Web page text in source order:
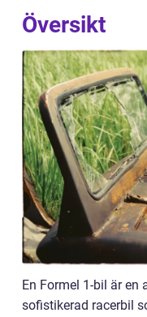
Översikt
En Formel 1-bil är en
sofistikerad racerbil